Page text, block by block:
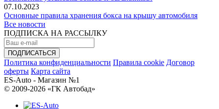
07.10.2023
Основные правила хранения бокса на крышу автомобиля
Все новости
ПОДПИСКА НА РАССЫЛКУ
Политика конфиденциальности Правила cookie Договор
оферты Карта сайта
ES-Auto - Магазин №1
© 2009-2026 «ГК Автобад»